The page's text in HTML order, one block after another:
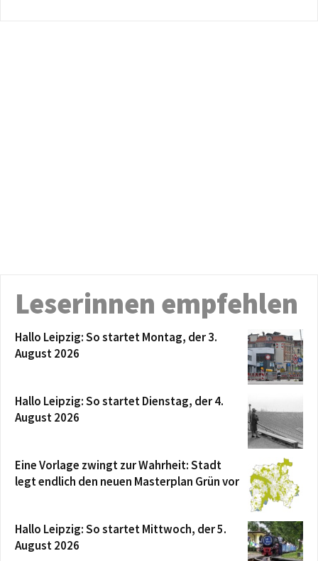
Leserinnen empfehlen
Hallo Leipzig: So startet Montag, der 3.
August 2026
Hallo Leipzig: So startet Dienstag, der 4.
August 2026
Eine Vorlage zwingt zur Wahrheit: Stadt
legt endlich den neuen Masterplan Grün vor
Hallo Leipzig: So startet Mittwoch, der 5.
August 2026